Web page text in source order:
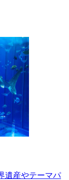
遺産やテーマパ